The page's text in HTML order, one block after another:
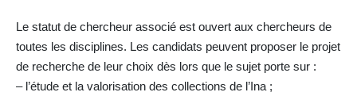
Le statut de chercheur associé est ouvert aux chercheurs de
toutes les disciplines. Les candidats peuvent proposer le projet
de recherche de leur choix dès lors que le sujet porte sur :
– l’étude et la valorisation des collections de l’Ina ;